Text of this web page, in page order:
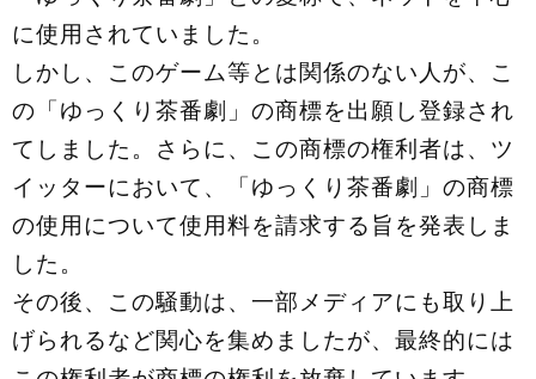
に使用されていました。
しかし、このゲーム等とは関係のない人が、こ
の「ゆっくり茶番劇」の商標を出願し登録され
てしました。さらに、この商標の権利者は、ツ
イッターにおいて、「ゆっくり茶番劇」の商標
の使用について使用料を請求する旨を発表しま
した。
その後、この騒動は、一部メディアにも取り上
げられるなど関心を集めましたが、最終的には